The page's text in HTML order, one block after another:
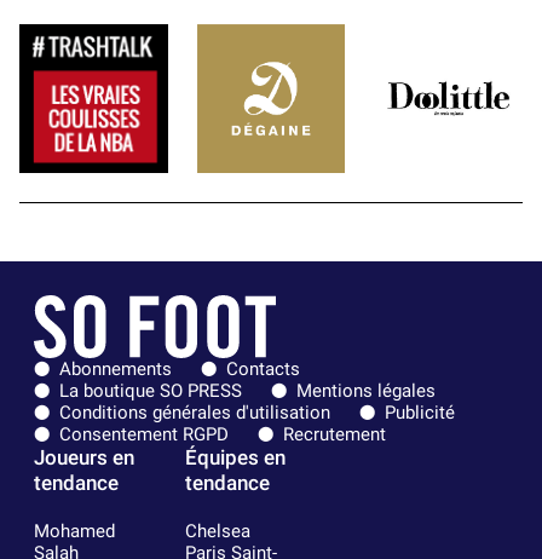
Abonnements
Contacts
La boutique SO PRESS
Mentions légales
Conditions générales d'utilisation
Publicité
Consentement RGPD
Recrutement
Joueurs en
tendance
Mohamed
Salah
Équipes en
tendance
Chelsea
Paris Saint-